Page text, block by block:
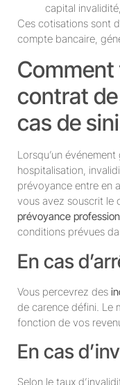
capital
Ces cotisations sont
compte bancaire,
contrat
cas de
Lorsqu’un
hospitalisation,
prévoyance entre en
vous avez souscrit le
prévoyance
conditions prévues
En cas
Vous percevrez des
de carence défini. Le
fonction de vos
En cas
Selon le taux